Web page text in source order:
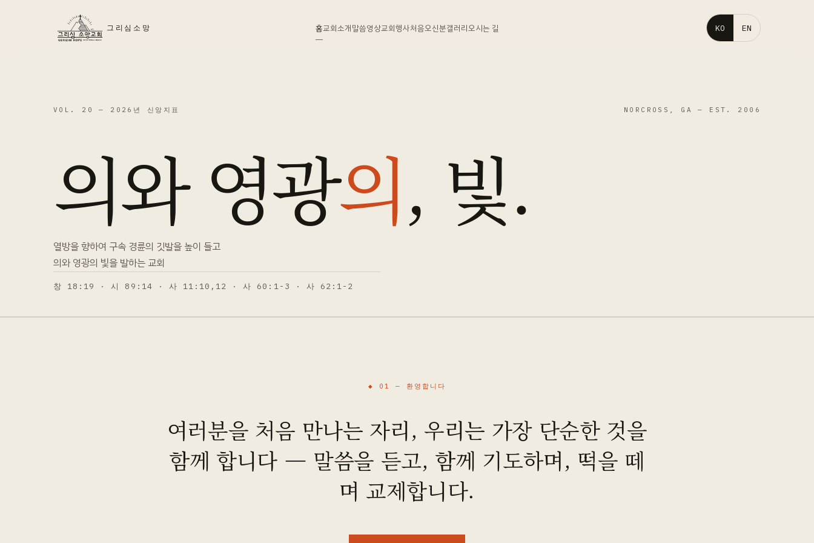
그리심소망 홈교회소개말씀영상교회행사처음오신분갤러리오시는 길 KO EN
VOL. 20 — 2026년 신앙지표 NORCROSS, GA — EST. 2006
의와 영광의, 빛.
열방을 향하여 구속 경륜의 깃발을 높이 들고
의와 영광의 빛을 발하는 교회
창 18:19 · 시 89:14 · 사 11:10,12 · 사 60:1-3 · 사 62:1-2
◆ 01 — 환영합니다
여러분을 처음 만나는 자리, 우리는 가장 단순한 것을
함께 합니다 — 말씀을 듣고, 함께 기도하며, 떡을 떼
며 교제합니다.